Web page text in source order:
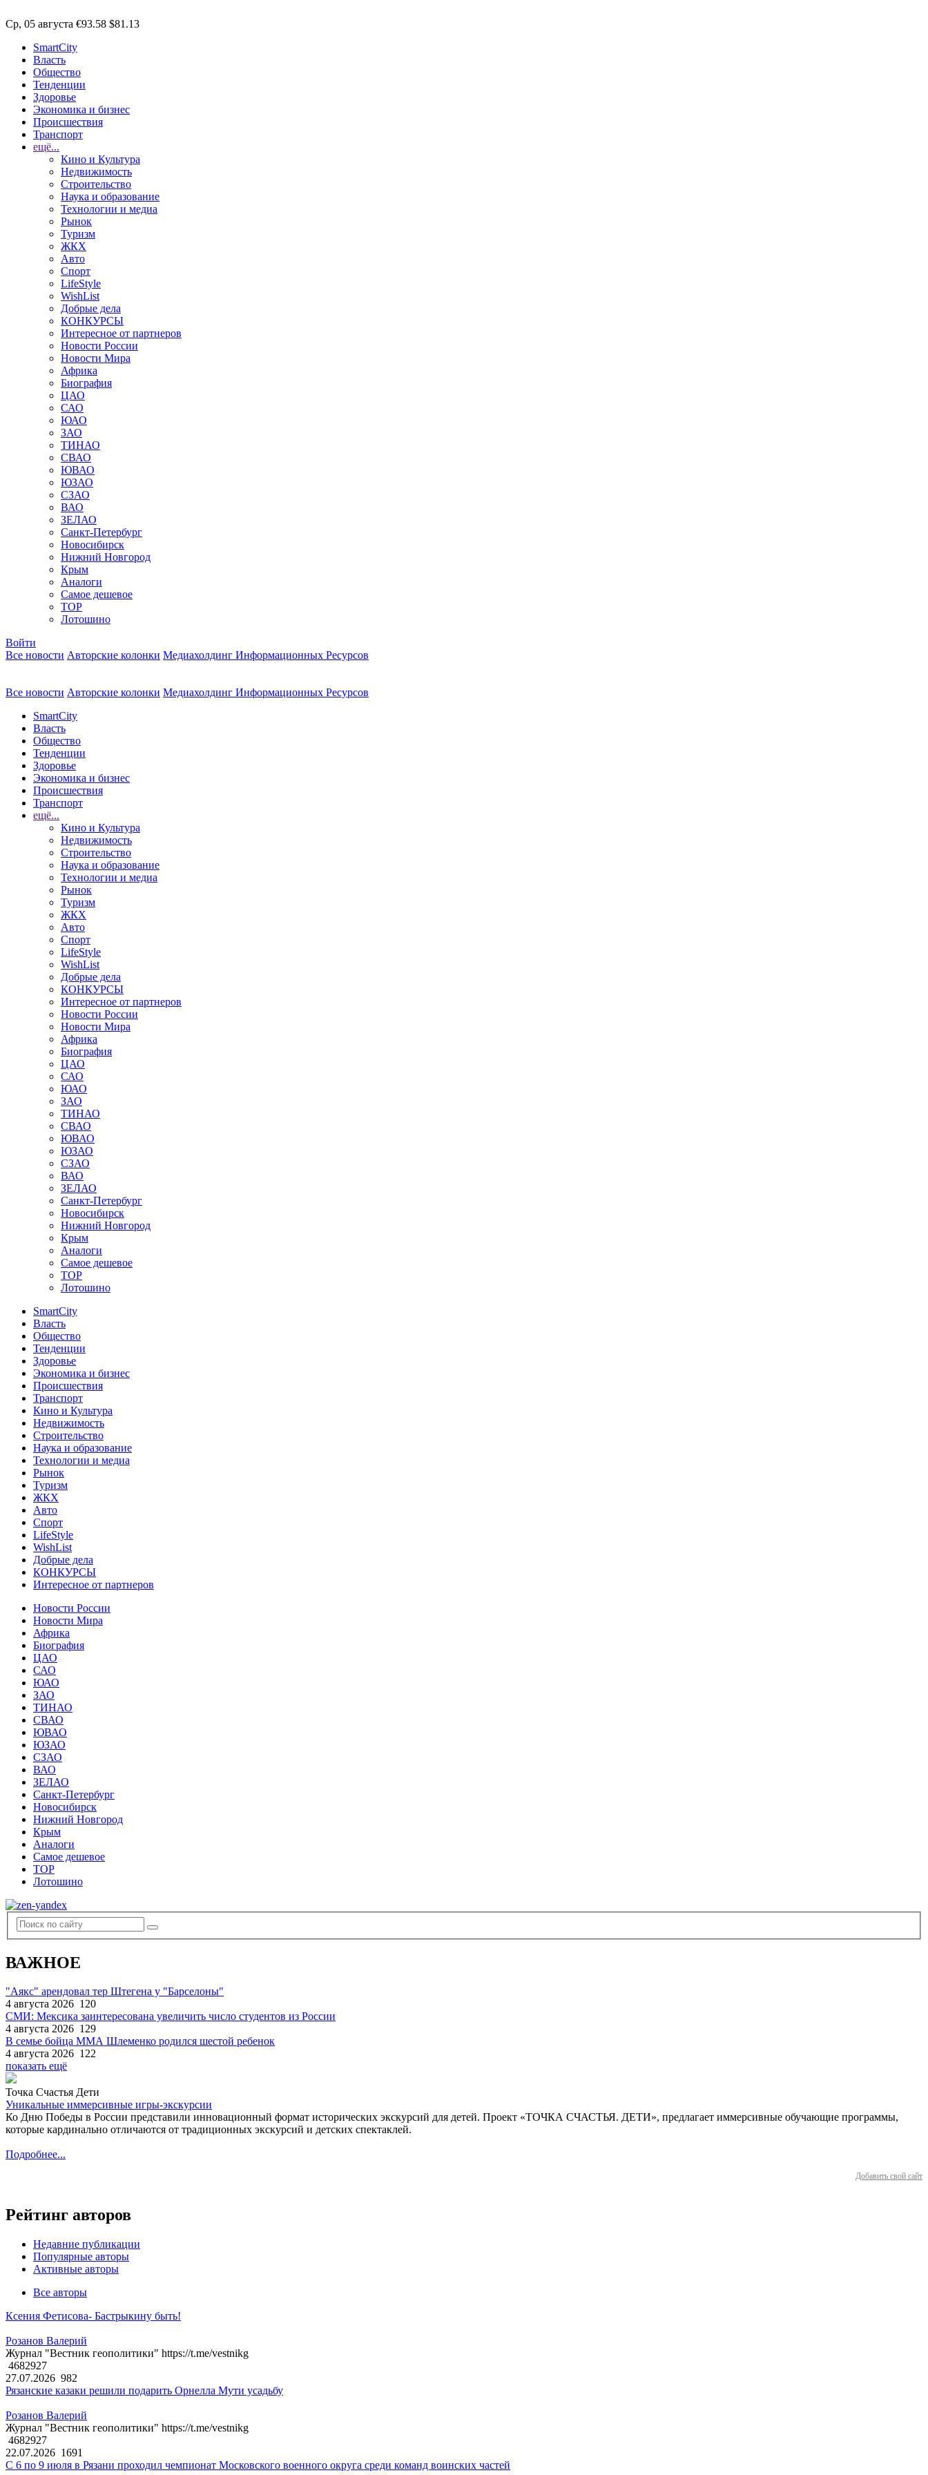
Ср, 05 августа €93.58 $81.13
SmartCity
Власть
Общество
Тенденции
Здоровье
Экономика и бизнес
Происшествия
Транспорт
ещё...
Кино и Культура
Недвижимость
Строительство
Наука и образование
Технологии и медиа
Рынок
Туризм
ЖКХ
Авто
Спорт
LifeStyle
WishList
Добрые дела
КОНКУРСЫ
Интересное от партнеров
Новости России
Новости Мира
Африка
Биография
ЦАО
САО
ЮАО
ЗАО
ТИНАО
СВАО
ЮВАО
ЮЗАО
СЗАО
ВАО
ЗЕЛАО
Санкт-Петербург
Новосибирск
Нижний Новгород
Крым
Аналоги
Самое дешевое
TOP
Лотошино
Войти
Все новости Авторские колонки Медиахолдинг Информационных Ресурсов
Все новости Авторские колонки Медиахолдинг Информационных Ресурсов
SmartCity
Власть
Общество
Тенденции
Здоровье
Экономика и бизнес
Происшествия
Транспорт
ещё...
Кино и Культура
Недвижимость
Строительство
Наука и образование
Технологии и медиа
Рынок
Туризм
ЖКХ
Авто
Спорт
LifeStyle
WishList
Добрые дела
КОНКУРСЫ
Интересное от партнеров
Новости России
Новости Мира
Африка
Биография
ЦАО
САО
ЮАО
ЗАО
ТИНАО
СВАО
ЮВАО
ЮЗАО
СЗАО
ВАО
ЗЕЛАО
Санкт-Петербург
Новосибирск
Нижний Новгород
Крым
Аналоги
Самое дешевое
TOP
Лотошино
SmartCity
Власть
Общество
Тенденции
Здоровье
Экономика и бизнес
Происшествия
Транспорт
Кино и Культура
Недвижимость
Строительство
Наука и образование
Технологии и медиа
Рынок
Туризм
ЖКХ
Авто
Спорт
LifeStyle
WishList
Добрые дела
КОНКУРСЫ
Интересное от партнеров
Новости России
Новости Мира
Африка
Биография
ЦАО
САО
ЮАО
ЗАО
ТИНАО
СВАО
ЮВАО
ЮЗАО
СЗАО
ВАО
ЗЕЛАО
Санкт-Петербург
Новосибирск
Нижний Новгород
Крым
Аналоги
Самое дешевое
TOP
Лотошино
ВАЖНОЕ
"Аякс" арендовал тер Штегена у "Барселоны"
4 августа 2026 120
СМИ: Мексика заинтересована увеличить число студентов из России
4 августа 2026 129
В семье бойца ММА Шлеменко родился шестой ребенок
4 августа 2026 122
показать ещё
Точка Счастья Дети
Уникальные иммерсивные игры-экскурсии
Ко Дню Победы в России представили инновационный формат исторических экскурсий для детей. Проект «ТОЧКА СЧАСТЬЯ. ДЕТИ», предлагает иммерсивные обучающие программы,
которые кардинально отличаются от традиционных экскурсий и детских спектаклей.
Подробнее...
Добавить свой сайт
Рейтинг авторов
Недавние публикации
Популярные авторы
Активные авторы
Все авторы
Ксения Фетисова- Бастрыкину быть!
Розанов Валерий
Журнал "Вестник геополитики" https://t.me/vestnikg
4682927
27.07.2026 982
Рязанские казаки решили подарить Орнелла Мути усадьбу
Розанов Валерий
Журнал "Вестник геополитики" https://t.me/vestnikg
4682927
22.07.2026 1691
С 6 по 9 июля в Рязани проходил чемпионат Московского военного округа среди команд воинских частей